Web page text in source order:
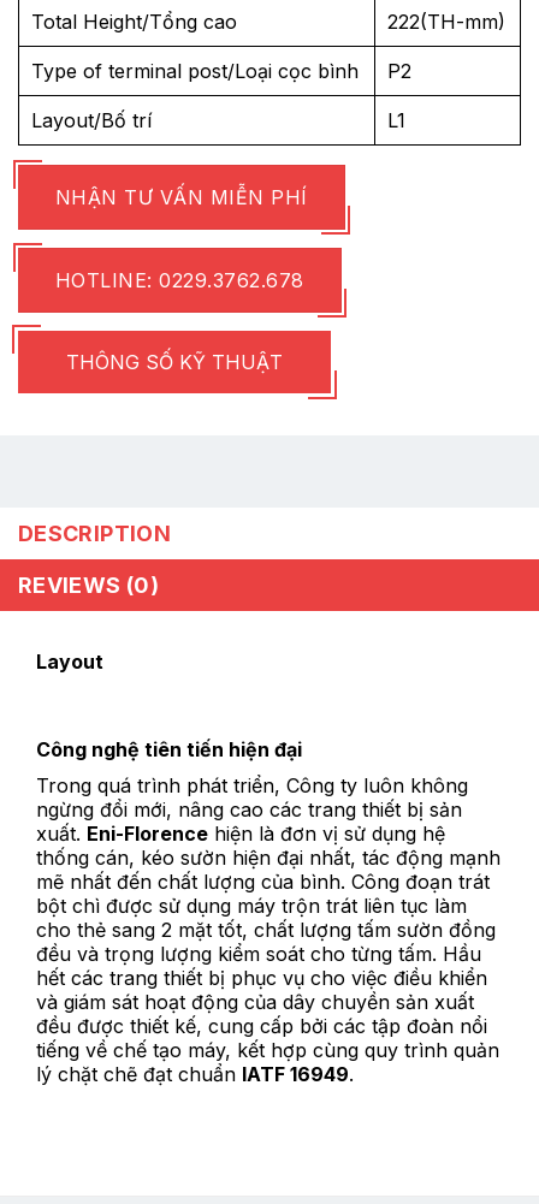
Total Height/Tổng cao 222(TH-mm)
Type of terminal post/Loại cọc bình P2
Layout/Bố trí L1
NHẬN TƯ VẤN MIỄN PHÍ
HOTLINE: 0229.3762.678
THÔNG SỐ KỸ THUẬT
DESCRIPTION
REVIEWS (0)
Layout
Công nghệ tiên tiến hiện đại
Trong quá trình phát triển, Công ty luôn không
ngừng đổi mới, nâng cao các trang thiết bị sản
xuất. Eni-Florence hiện là đơn vị sử dụng hệ
thống cán, kéo sườn hiện đại nhất, tác động mạnh
mẽ nhất đến chất lượng của bình. Công đoạn trát
bột chì được sử dụng máy trộn trát liên tục làm
cho thẻ sang 2 mặt tốt, chất lượng tấm sườn đồng
đều và trọng lượng kiểm soát cho từng tấm. Hầu
hết các trang thiết bị phục vụ cho việc điều khiển
và giám sát hoạt động của dây chuyền sản xuất
đều được thiết kế, cung cấp bởi các tập đoàn nổi
tiếng về chế tạo máy, kết hợp cùng quy trình quản
lý chặt chẽ đạt chuẩn IATF 16949.